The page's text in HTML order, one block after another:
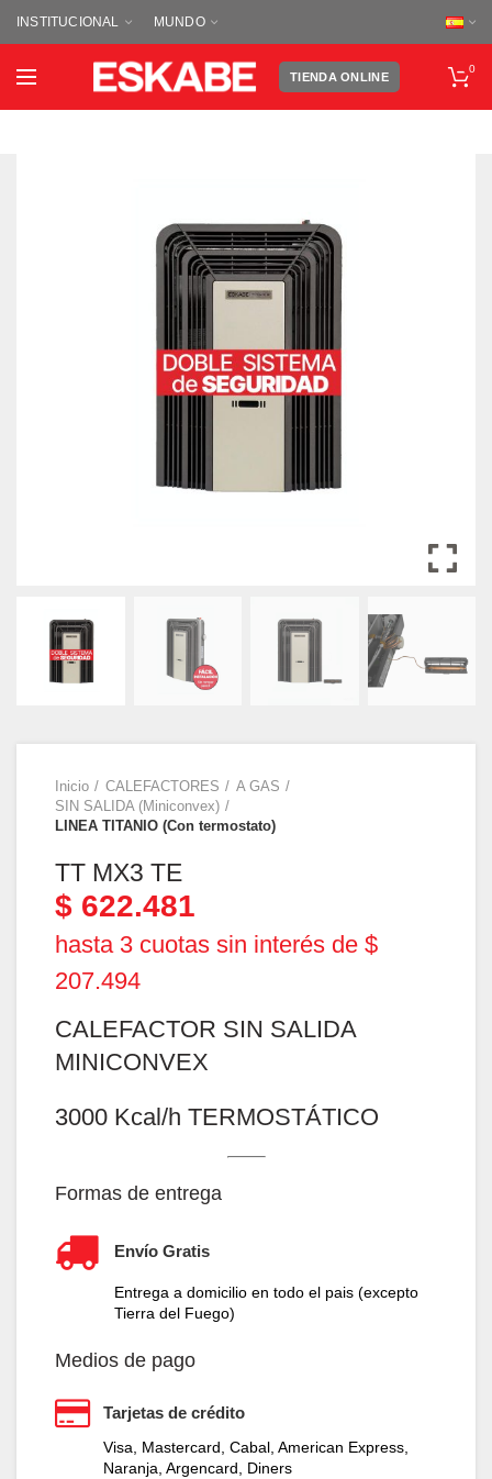
INSTITUCIONAL MUNDO
TIENDA ONLINE
0
Inicio CALEFACTORES
A GAS
SIN SALIDA (Miniconvex)
LINEA TITANIO (Con termostato)
TT MX3 TE
$ 622.481
hasta 3 cuotas sin interés de $
207.494
CALEFACTOR SIN SALIDA
MINICONVEX
3000 Kcal/h TERMOSTÁTICO
Formas de entrega
Envío Gratis
Entrega a domicilio en todo el pais (excepto
Tierra del Fuego)
Medios de pago
Tarjetas de crédito
Visa, Mastercard, Cabal, American Express,
Naranja, Argencard, Diners